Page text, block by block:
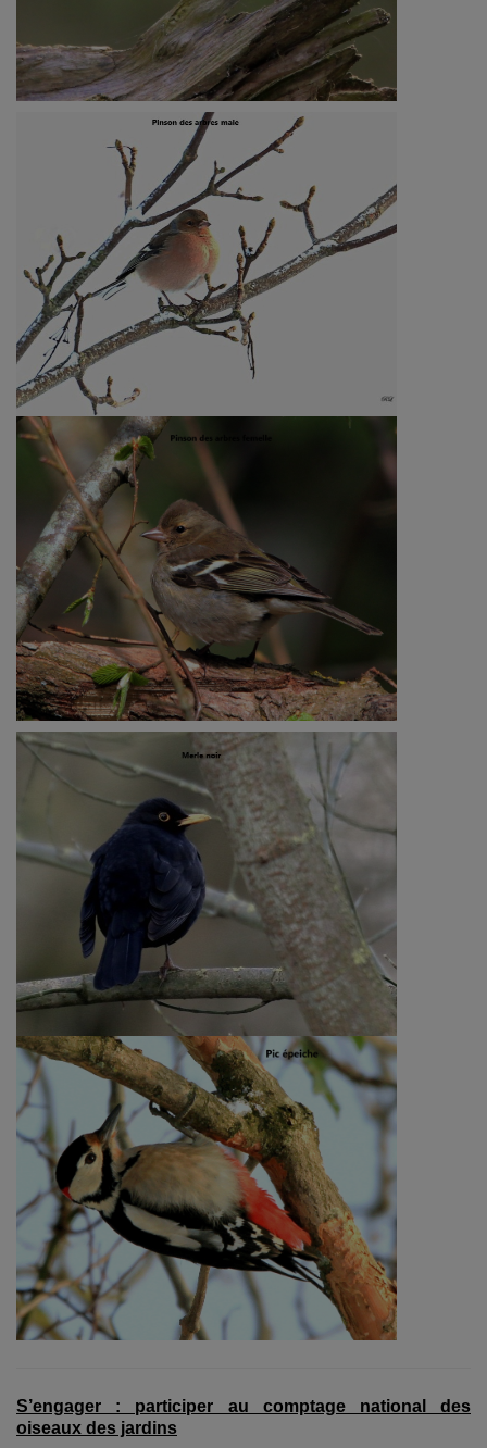
S’engager : participer au comptage national des
oiseaux des jardins